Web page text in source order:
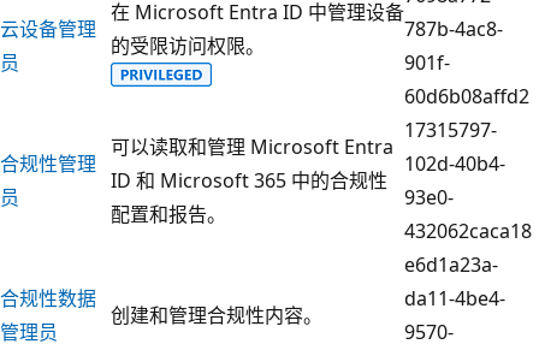
云设备管理
员
在 Microsoft Entra ID 中管理设备
的受限访问权限。
787b-4ac8-
901f-
60d6b08affd2
合规性管理
员
可以读取和管理 Microsoft Entra
ID 和 Microsoft 365 中的合规性
配置和报告。
17315797-
102d-40b4-
93e0-
432062caca18
合规性数据
管理员
创建和管理合规性内容。
e6d1a23a-
da11-4be4-
9570-